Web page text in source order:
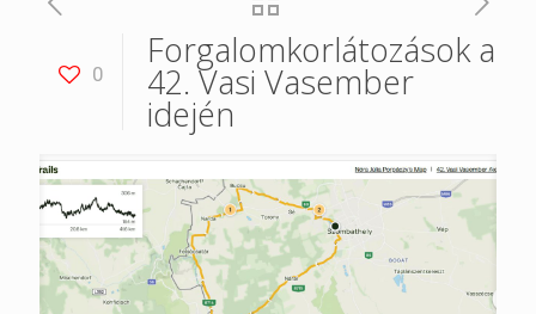
0
Forgalomkorlátozások a
42. Vasi Vasember
idején